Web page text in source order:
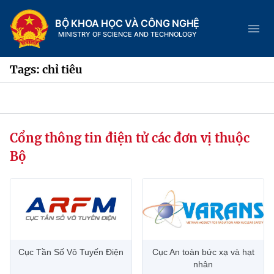
BỘ KHOA HỌC VÀ CÔNG NGHỆ
MINISTRY OF SCIENCE AND TECHNOLOGY
Trang chủ
Chức năng nhiệm vụ
Tin tức sự kiện
Hệ thống văn bản
Tags: chỉ tiêu
Cổng thông tin điện tử các đơn vị thuộc
Bộ
Cục Tần Số Vô Tuyến Điện
Cục An toàn bức xạ và hạt
nhân